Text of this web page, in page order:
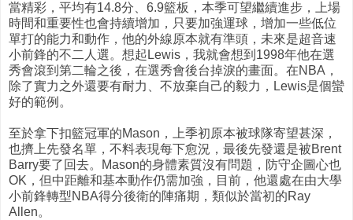
當精彩，平均有14.8分、6.9籃板，本季可望繼續進步，上場
時間和重要性也會持續增加，只要加強運球，增加一些低位
單打的能力和動作，他的外線原本就有準頭，未來是超音速
小前鋒的不二人選。想起Lewis，我就會想到1998年他在選
秀會滾到第二輪之後，在選秀會後台掉淚的畫面。在NBA，
除了實力之外還要有耐力、不放棄自己的毅力，Lewis是個蠻
好的範例。
至於拿下扣籃冠軍的Mason，上季初原本被球隊寄望甚深，
也擠上先發名單，不料表現每下愈況，最後先發還是被Brent
Barry要了回去。Mason的身體素質沒有問題，防守企圖心也
OK，但中距離和基本動作仍需加強，目前，他還處在由大學
小前鋒轉型NBA得分後衛的陣痛期，類似於當初的Ray
Allen。